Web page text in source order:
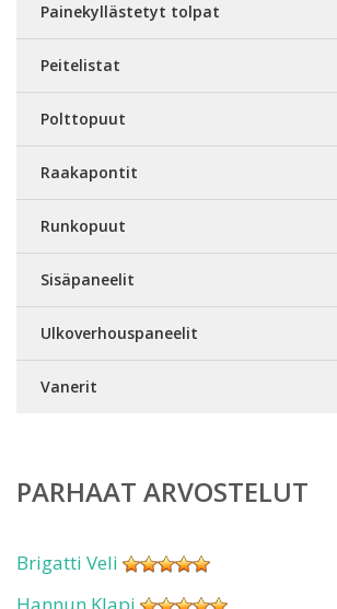
Painekyllästetyt tolpat
Peitelistat
Polttopuut
Raakapontit
Runkopuut
Sisäpaneelit
Ulkoverhouspaneelit
Vanerit
PARHAAT ARVOSTELUT
Brigatti Veli